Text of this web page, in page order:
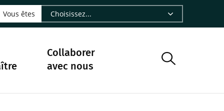
- CIRAD
Facebook - CIRAD
sur Instagram - CIRAD
sur Youtube - CIRAD
suivre sur Bluesky - CIRAD
Nourrir le vivant, le podcast du Cirad - CIRAD
Nous contacter par courriel - CIRAD
la page Flux RSS - CIRAD
Vous êtes
Collaborer
avec nous